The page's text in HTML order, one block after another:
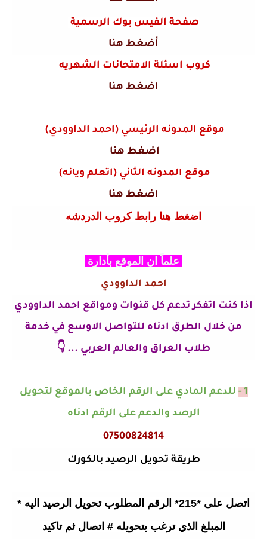
صفحة الفيس بوك الرسمية
أضغط هنا
كروب اسئلة الامتحانات الشهريه
اضغط هنا
موقع المدونه الرئيسي (احمد الداوودي)
اضغط هنا
موقع المدونه الثاني (اتعلم ويانه)
اضغط هنا
اضغط هنا رابط كروب الدردشه
علماً ان الموقع بأدارة
احمد الداوودي
اذا كنت اتفكر تدعم كل قنوات ومواقع احمد الداوودي
من خلال الطرق ادناه للتواصل الاوسع في خدمة
طلاب العراق والعالم العربي ... 👇
1 -
للدعم المادي على الرقم الخاص بالموقع لتحويل
الرصد والدعم على الرقم ادناه
07500824814
طريقة تحويل الرصيد بالكورك
اتصل على *215* الرقم المطلوب تحويل الرصيد اليه *
المبلغ الذي ترغب بتحويله # اتصال ثم تاكيد